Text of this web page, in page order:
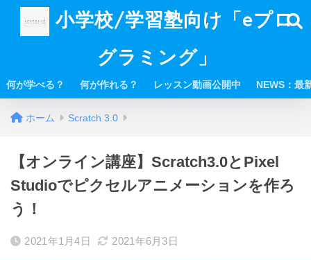
小学校/学習塾向け「eプロ
グラミング」
何が学べる？ 何が作れる？ レッスン動画公開中 NEWS：最
ホーム Scratch 3.0
【オンライン講座】Scratch3.0とPixel
Studioでピクセルアニメーションを作ろ
う！
2021年1月4日 2021年6月3日